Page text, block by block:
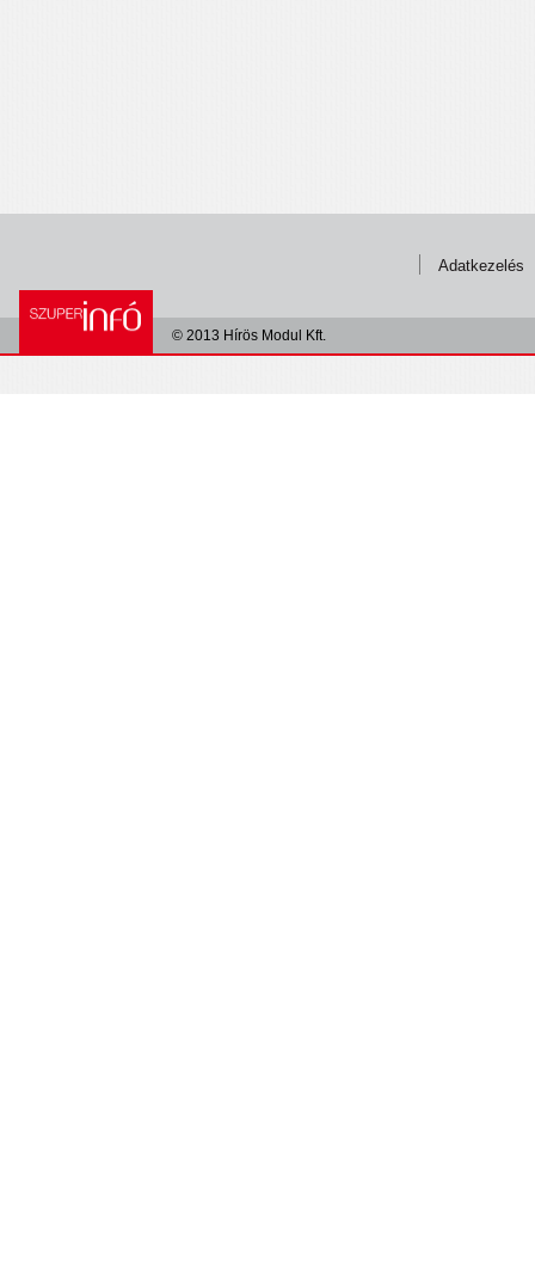
Adatkezelés
© 2013 Hírös Modul Kft.